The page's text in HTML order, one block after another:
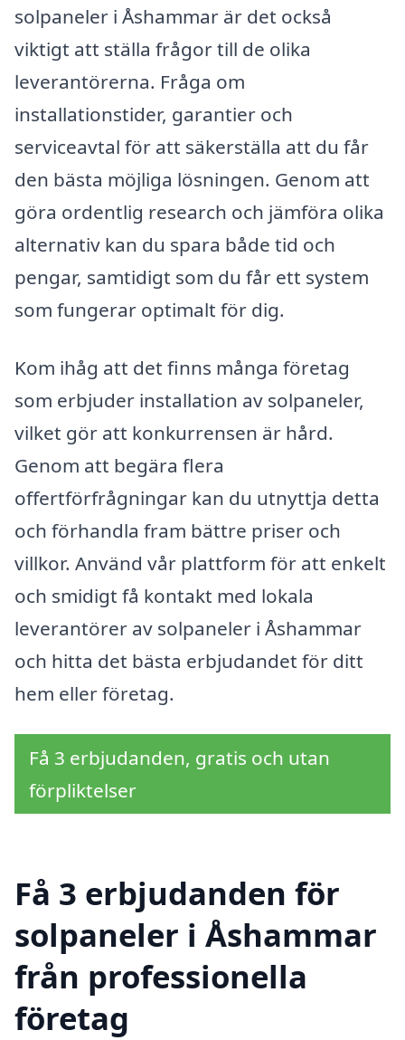
solpaneler i Åshammar är det också
viktigt att ställa frågor till de olika
leverantörerna. Fråga om
installationstider, garantier och
serviceavtal för att säkerställa att du får
den bästa möjliga lösningen. Genom att
göra ordentlig research och jämföra olika
alternativ kan du spara både tid och
pengar, samtidigt som du får ett system
som fungerar optimalt för dig.
Kom ihåg att det finns många företag
som erbjuder installation av solpaneler,
vilket gör att konkurrensen är hård.
Genom att begära flera
offertförfrågningar kan du utnyttja detta
och förhandla fram bättre priser och
villkor. Använd vår plattform för att enkelt
och smidigt få kontakt med lokala
leverantörer av solpaneler i Åshammar
och hitta det bästa erbjudandet för ditt
hem eller företag.
Få 3 erbjudanden, gratis och utan
förpliktelser
Få 3 erbjudanden för
solpaneler i Åshammar
från professionella
företag